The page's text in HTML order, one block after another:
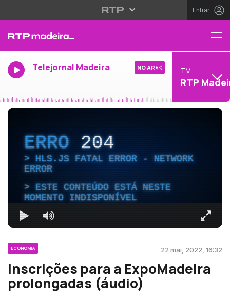
Entrar
Telejornal Madeira NO AR TV
RTP
ERRO204
HLS.JS FATAL ERROR - NETWORK
ERROR
ESTE CONTEÚDO ESTÁ NESTE
MOMENTO INDISPONÍVEL
ECONOMIA 22 mai, 2022, 16:32
Inscrições para a ExpoMadeira
prolongadas (áudio)